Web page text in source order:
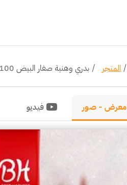
المتجر بدري وهنية صفار البيض 100 غرام
معرض - صور فيديو